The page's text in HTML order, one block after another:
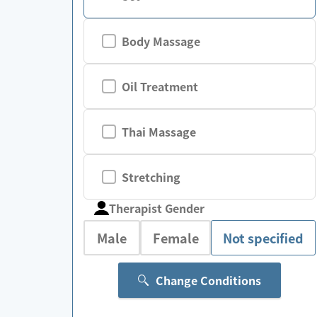
Body Massage
Oil Treatment
Thai Massage
Stretching
Therapist Gender
Male Female Not specified
Change Conditions